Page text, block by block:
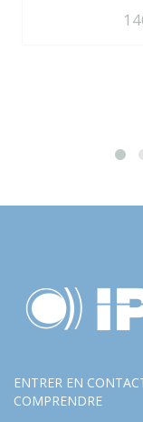
ENTRER EN
COMPRENDRE